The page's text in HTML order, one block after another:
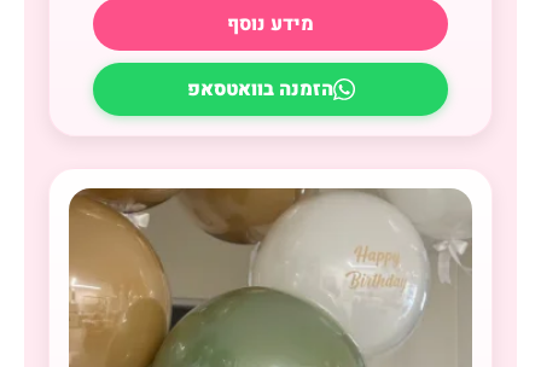
מידע נוסף
הזמנה בוואטסאפ